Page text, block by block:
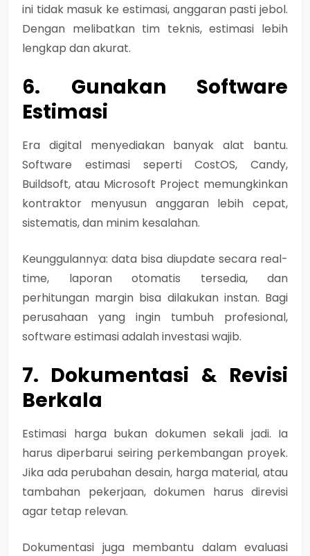
ini tidak masuk ke estimasi, anggaran pasti jebol.
Dengan melibatkan tim teknis, estimasi lebih
lengkap dan akurat.
6. Gunakan Software
Estimasi
Era digital menyediakan banyak alat bantu.
Software estimasi sepertiCostOS, Candy,
Buildsoft, atau Microsoft Project memungkinkan
kontraktor menyusun anggaran lebih cepat,
sistematis, dan minim kesalahan.
Keunggulannya: data bisa diupdate secara real-
time, laporan otomatis tersedia, dan
perhitungan margin bisa dilakukan instan. Bagi
perusahaan yang ingin tumbuh profesional,
software estimasi adalah investasi wajib.
7. Dokumentasi & Revisi
Berkala
Estimasi harga bukan dokumen sekali jadi. Ia
harus diperbarui seiring perkembangan proyek.
Jika ada perubahan desain, harga material, atau
tambahan pekerjaan, dokumen harus direvisi
agar tetap relevan.
Dokumentasi juga membantu dalam evaluasi